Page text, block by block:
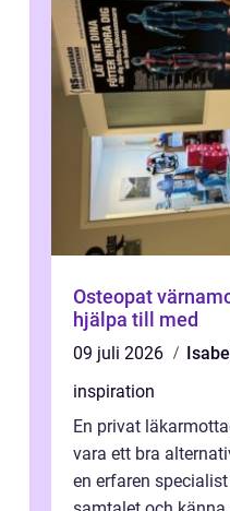
Osteopat värnamo vad en osteopat
hjälpa till med
09 juli 2026
inspiration
En privat
vara ett bra
en erfaren